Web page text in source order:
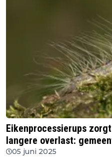
Eikenprocessierups
langere overlast:
05 juni 2025